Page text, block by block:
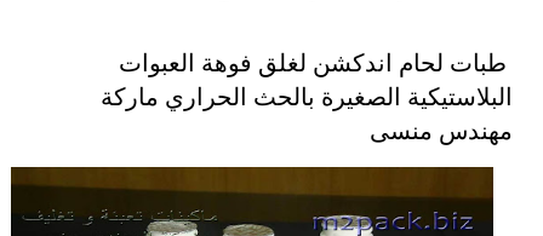
طبات لحام اندكشن لغلق فوهة العبوات
البلاستيكية الصغيرة بالحث الحراري ماركة
مهندس منسى